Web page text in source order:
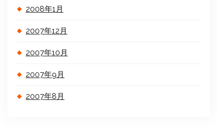
2008年1月
2007年12月
2007年10月
2007年9月
2007年8月